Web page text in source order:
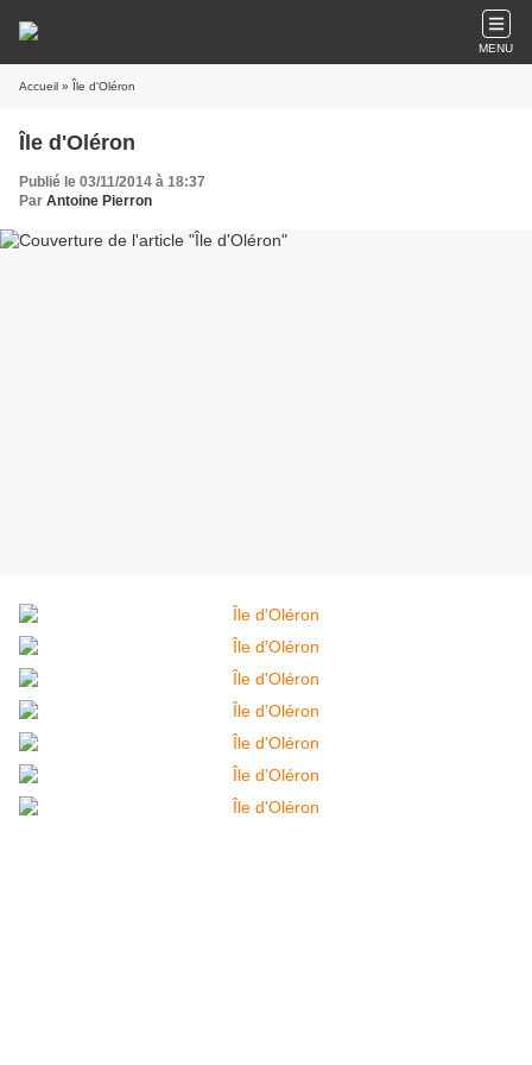
MENU
Accueil » Île d'Oléron
Île d'Oléron
Publié le 03/11/2014 à 18:37
Par Antoine Pierron